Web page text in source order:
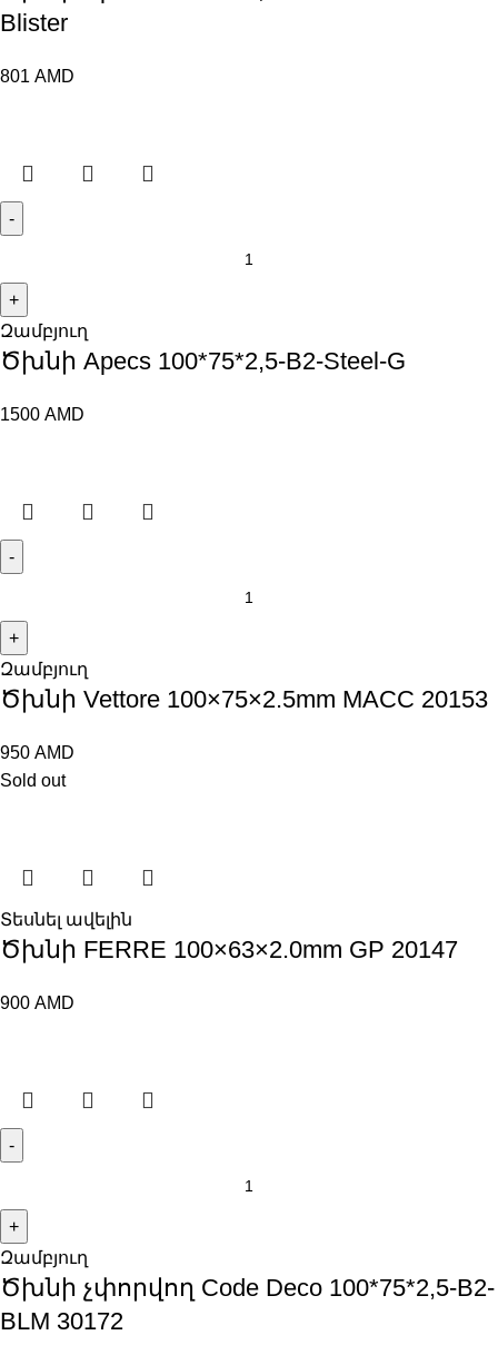
Blister
801 AMD
Զամբյուղ
Ծխնի Apecs 100*75*2,5-B2-Steel-G
1500 AMD
Զամբյուղ
Ծխնի Vettore 100×75×2.5mm MACC 20153
950 AMD
Sold out
Տեսնել ավելին
Ծխնի FERRE 100×63×2.0mm GP 20147
900 AMD
Զամբյուղ
Ծխնի չփորվող Code Deco 100*75*2,5-B2-
BLM 30172